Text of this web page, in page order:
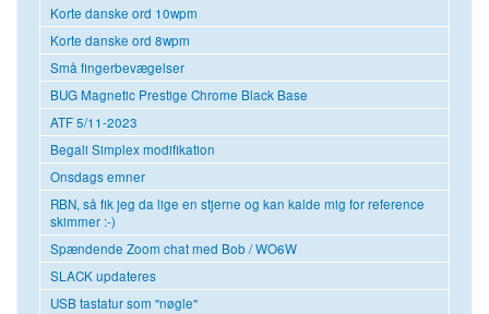
Korte danske ord 10wpm
Korte danske ord 8wpm
Små fingerbevægelser
BUG Magnetic Prestige Chrome Black Base
ATF 5/11-2023
Begali Simplex modifikation
Onsdags emner
RBN, så fik jeg da lige en stjerne og kan kalde mig for reference
skimmer :-)
Spændende Zoom chat med Bob / WO6W
SLACK updateres
USB tastatur som "nøgle"